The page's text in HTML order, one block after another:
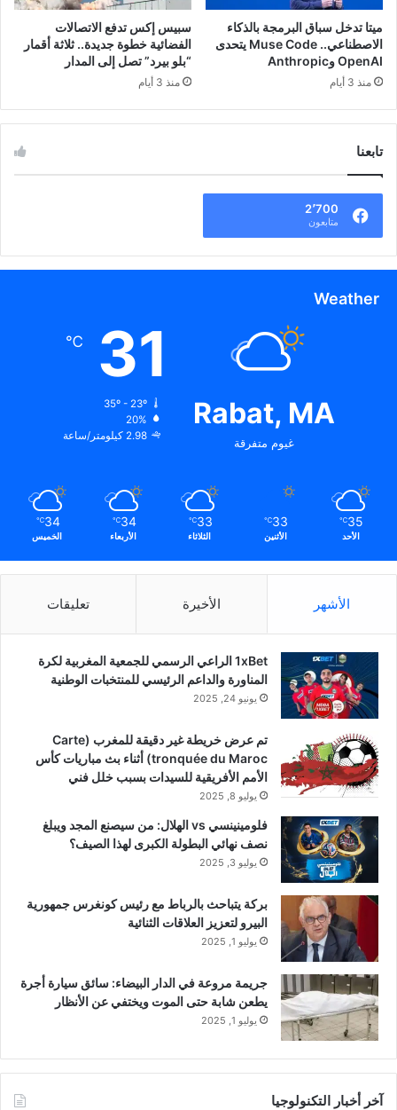
ميتا تدخل سباق البرمجة بالذكاء
الاصطناعي.. Muse Code يتحدى
OpenAI وAnthropic
منذ 3 أيام
سبيس إكس تدفع الاتصالات
الفضائية خطوة جديدة.. ثلاثة أقمار
“بلو بيرد” تصل إلى المدار
منذ 3 أيام
تابعنا
2٬700
متابعون
Weather
Rabat, MA
غيوم متفرقة
31
℃
35º - 23º
20%
2.98 كيلومتر/ساعة
35
℃
الأحد
33
℃
الأثنين
33
℃
الثلاثاء
34
℃
الأربعاء
34
℃
الخميس
الأشهر الأخيرة تعليقات
1xBet الراعي الرسمي للجمعية المغربية لكرة
المناورة والداعم الرئيسي للمنتخبات الوطنية
يونيو 24, 2025
تم عرض خريطة غير دقيقة للمغرب (Carte
tronquée du Maroc) أثناء بث مباريات كأس
الأمم الأفريقية للسيدات بسبب خلل فني
يوليو 8, 2025
فلومينينسي vs الهلال: من سيصنع المجد ويبلغ
نصف نهائي البطولة الكبرى لهذا الصيف؟
يوليو 3, 2025
بركة يتباحث بالرباط مع رئيس كونغرس جمهورية
البيرو لتعزيز العلاقات الثنائية
يوليو 1, 2025
جريمة مروعة في الدار البيضاء: سائق سيارة أجرة
يطعن شابة حتى الموت ويختفي عن الأنظار
يوليو 1, 2025
آخر أخبار التكنولوجيا